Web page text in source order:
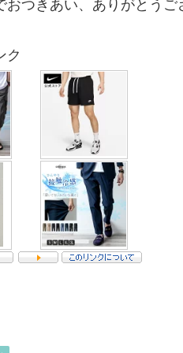
おつきあい、ありがとうご
ク